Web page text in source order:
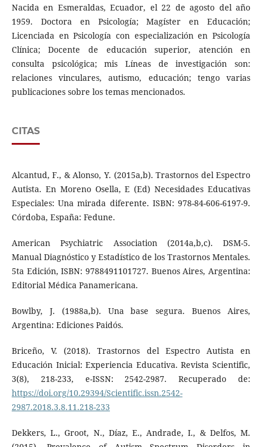
Nacida en Esmeraldas, Ecuador, el 22 de agosto del año
1959. Doctora en Psicología; Magíster en Educación;
Licenciada en Psicología con especialización en Psicología
Clínica; Docente de educación superior, atención en
consulta psicológica; mis Líneas de investigación son:
relaciones vinculares, autismo, educación; tengo varias
publicaciones sobre los temas mencionados.
CITAS
Alcantud, F., & Alonso, Y. (2015a,b). Trastornos del Espectro
Autista. En Moreno Osella, E (Ed) Necesidades Educativas
Especiales: Una mirada diferente. ISBN: 978-84-606-6197-9.
Córdoba, España: Fedune.
American Psychiatric Association (2014a,b,c). DSM-5.
Manual Diagnóstico y Estadístico de los Trastornos Mentales.
5ta Edición, ISBN: 9788491101727. Buenos Aires, Argentina:
Editorial Médica Panamericana.
Bowlby, J. (1988a,b). Una base segura. Buenos Aires,
Argentina: Ediciones Paidós.
Briceño, V. (2018). Trastornos del Espectro Autista en
Educación Inicial: Experiencia Educativa. Revista Scientific,
3(8), 218-233, e-ISSN: 2542-2987. Recuperado de:
https://doi.org/10.29394/Scientific.issn.2542-
2987.2018.3.8.11.218-233
Dekkers, L., Groot, N., Díaz, E., Andrade, I., & Delfos, M.